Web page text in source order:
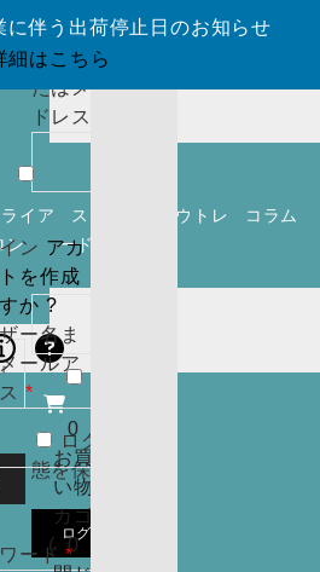
伴う出荷停止日のお知らせ
細はこちら
ライア
ン
スノーボ
ード
アウトレ
コラム
しますか ?
ユーザー名ま
たはメールア
ドレス
パスワード
ログイン状
態を保存
ログイン
ン アカ
を作成
か ?
ー名ま
ールア
*必
須
ード*必
0
お買
い物
カゴ
( 0